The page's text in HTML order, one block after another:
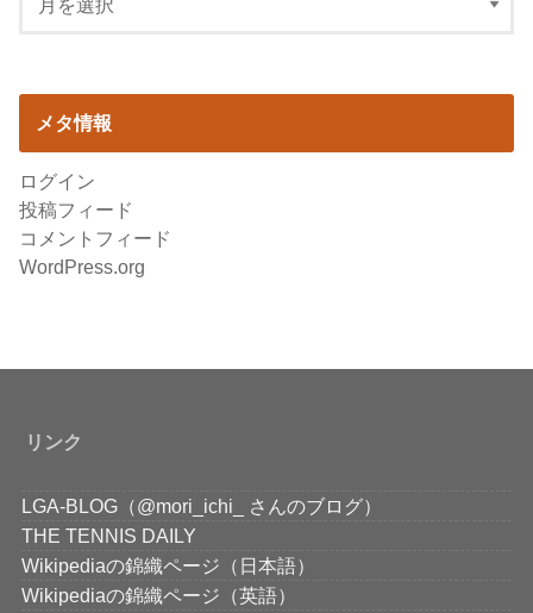
メタ情報
ログイン
投稿フィード
コメントフィード
WordPress.org
リンク
LGA-BLOG（@mori_ichi_ さんのブログ）
THE TENNIS DAILY
Wikipediaの錦織ページ（日本語）
Wikipediaの錦織ページ（英語）